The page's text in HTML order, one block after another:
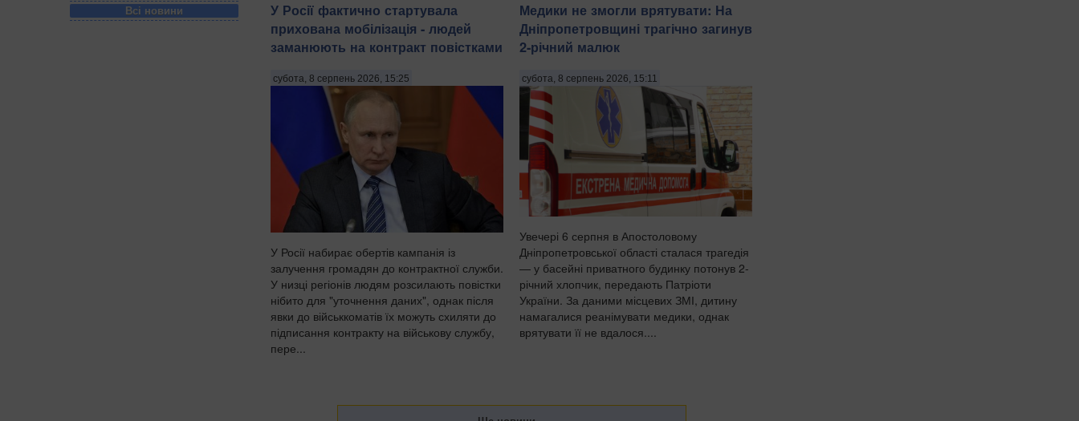
Всі новини
У Росії фактично стартувала
прихована мобілізація - людей
заманюють на контракт повістками
субота, 8 серпень 2026, 15:25
У Росії набирає обертів кампанія із
залучення громадян до контрактної служби.
У низці регіонів людям розсилають повістки
нібито для "уточнення даних", однак після
явки до військкоматів їх можуть схиляти до
підписання контракту на військову службу,
пере...
Медики не змогли врятувати: На
Дніпропетровщині трагічно загинув
2-річний малюк
субота, 8 серпень 2026, 15:11
Увечері 6 серпня в Апостоловому
Дніпропетровської області сталася трагедія
— у басейні приватного будинку потонув 2-
річний хлопчик, передають Патріоти
України. За даними місцевих ЗМІ, дитину
намагалися реанімувати медики, однак
врятувати її не вдалося....